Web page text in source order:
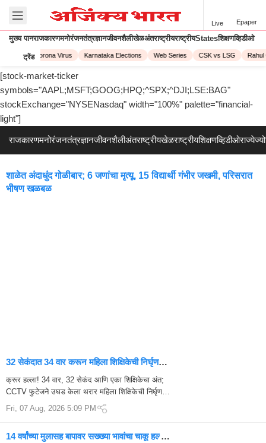
Live Epaper
मुख्य पानराजकारणमनोरंजनतंत्रज्ञानजीवनशैलीखेळअंतराष्ट्रीयराष्ट्रीयStatesशिक्षणव्हिडीओ
ट्रेंडCorona Virus Karnataka Elections Web Series CSK vs LSG Rahul
[stock-market-ticker
symbols="AAPL;MSFT;GOOG;HPQ;^SPX;^DJI;LSE:BAG"
stockExchange="NYSENasdaq" width="100%" palette="financial-
light"]
राजकारणमनोरंजनतंत्रज्ञानजीवनशैलीअंतराष्ट्रीयखेळराष्ट्रीयशिक्षणव्हिडीओराज्ये
शाळेत अंदाधुंद गोळीबार; 6 जणांचा मृत्यू, 15 विद्यार्थी गंभीर जखमी, परिसरात
भीषण खळबळ
32 सेकंदात 34 वार करून महिला शिक्षिकेची निर्घृण
हत्या; CCTV मध्ये कैद थरार , भयंकर हत्याकांड!
क्रूर हल्ला! 34 वार, 32 सेकंद आणि एका शिक्षिकेचा अंत;
CCTV फुटेजने उघड केला थरार महिला शिक्षिकेची निर्घृण
हत्या : हरियाणातील फरिदाबादजवळील एका खासगी शाळेत
घडलेल्या निर्घृण हत्याका...
Fri, 07 Aug, 2026 5:09 PM
14 वर्षांच्या मुलासह बापावर सख्ख्या भावांचा चाकू हल्ला;